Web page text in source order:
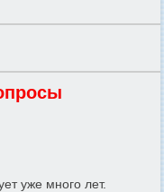
уже много лет.